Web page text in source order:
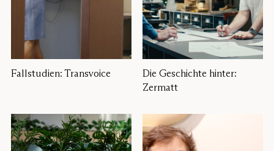
Fallstudien: Transvoice
Die Geschichte hinter:
Zermatt